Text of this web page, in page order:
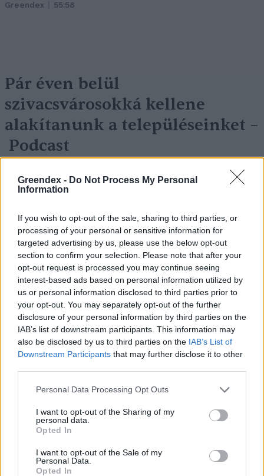
Greendex - Do Not Process My Personal
Information
If you wish to opt-out of the sale, sharing to third parties, or
processing of your personal or sensitive information for
targeted advertising by us, please use the below opt-out
section to confirm your selection. Please note that after your
opt-out request is processed you may continue seeing
interest-based ads based on personal information utilized by
us or personal information disclosed to third parties prior to
your opt-out. You may separately opt-out of the further
disclosure of your personal information by third parties on the
IAB’s list of downstream participants. This information may
also be disclosed by us to third parties on the IAB’s List of
Downstream Participants that may further disclose it to other
Personal Data Processing Opt Outs
I want to opt-out of the Sharing of my
personal data.
Opted In
I want to opt-out of the Sale of my
Personal Data.
Opted In
Greendex 55:58
Pár éven belül
szivacsvárosokká kellene
alakítanunk a településeinket –
Podcast